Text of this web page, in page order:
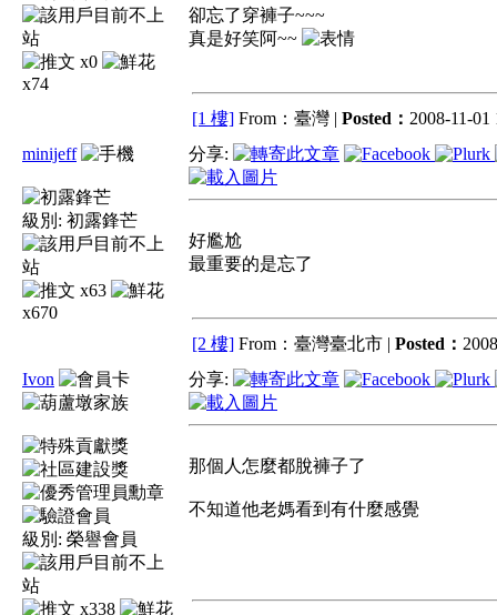
x0
x74
卻忘了穿褲子~~~
真是好笑阿~~
[1 樓] From：臺灣 | Posted： 2008-11-01
minijeff
級別: 初露鋒芒
x63
x670
分享:
好尷尬
最重要的是忘了
[2 樓] From：臺灣臺北市 | Posted：
Ivon
級別: 榮譽會員
x338
分享:
那個人怎麼都脫褲子了
不知道他老媽看到有什麼感覺